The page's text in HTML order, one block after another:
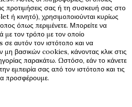
προτιμήσεις σας ή τη συσκευή σας στο
ή κινητό), χρησιμοποιούνται κυρίως
όπως περιμένετε. Μπορείτε να
με τον τρόπο με τον οποίο
αυτόν τον ιστότοπο και να
μη βασικών cookies, κάνοντας κλικ στις
παρακάτω. Ωστόσο, εάν το κάνετε
εμπειρία σας από τον ιστότοπο και τις
προσφέρουμε.